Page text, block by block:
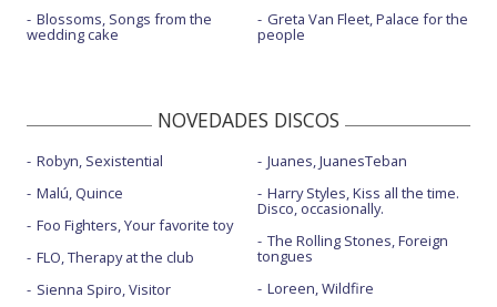
Blossoms, Songs from the
wedding cake
Greta Van Fleet, Palace for the
people
NOVEDADES DISCOS
Robyn, Sexistential
Malú, Quince
Foo Fighters, Your favorite toy
FLO, Therapy at the club
Sienna Spiro, Visitor
Juanes, JuanesTeban
Harry Styles, Kiss all the time.
Disco, occasionally.
The Rolling Stones, Foreign
tongues
Loreen, Wildfire